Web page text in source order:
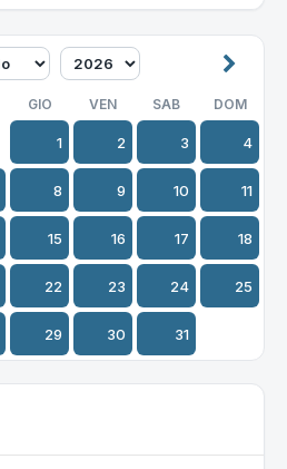
GIO VEN SAB DOM
1 2 3 4
8 9 10 11
15 16 17 18
22 23 24 25
29 30 31